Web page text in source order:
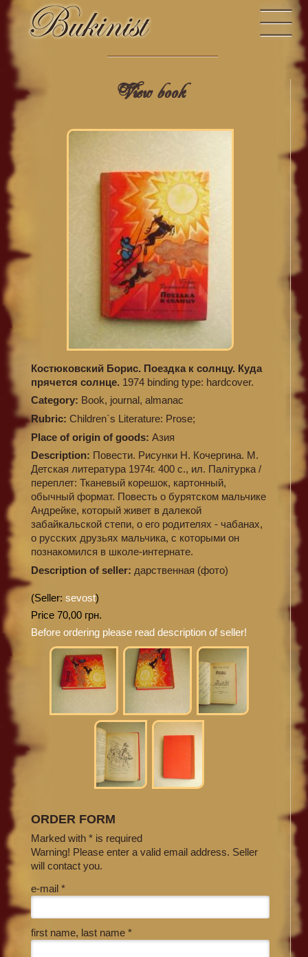
View book
Костюковский Борис. Поездка к солнцу. Куда
прячется солнце. 1974 binding type: hardcover.
Category: Book, journal, almanac
Rubric: Children`s Literature: Prose;
Place of origin of goods: Азия
Description: Повести. Рисунки Н. Кочергина. М.
Детская литература 1974г. 400 с., ил. Палiтурка /
переплет: Тканевый корешок, картонный,
обычный формат. Повесть о бурятском мальчике
Андрейке, который живет в далекой
забайкальской степи, о его родителях - чабанах,
о русских друзьях мальчика, с которыми он
познакомился в школе-интернате.
Description of seller: дарственная (фото)
(Seller: sevost)
Price 70,00 грн.
Before ordering please read description of seller!
ORDER FORM
Marked with * is required
Warning! Please enter a valid email address. Seller
will contact you.
e-mail *
first name, last name *